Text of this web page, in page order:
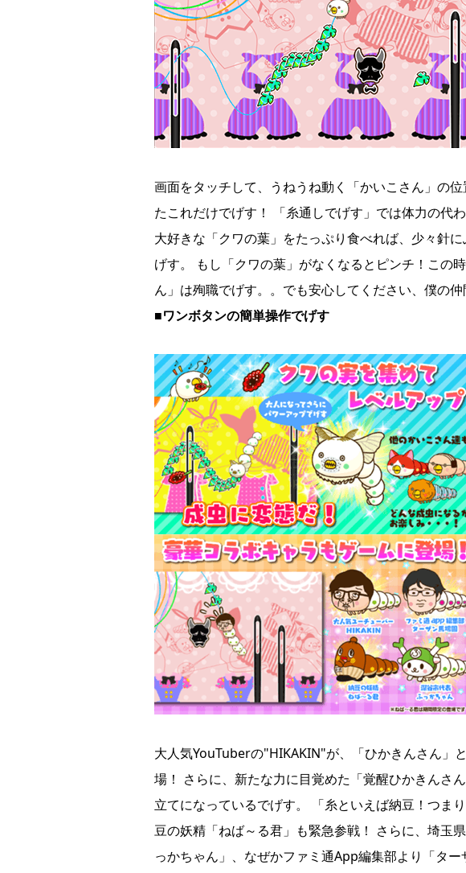
画面をタッチして、うねうね動く「かいこさん」の
たこれだけでげす！ 「糸通しでげす」では体力の代
大好きな「クワの葉」をたっぷり食べれば、少々針
げす。 もし「クワの葉」がなくなるとピンチ！この
ん」は殉職でげす。。でも安心してください、僕の仲
■ワンボタンの簡単操作でげす
大人気YouTuberの"HIKAKIN"が、「ひかきんさん」
場！ さらに、新たな力に目覚めた「覚醒ひかきんさ
立てになっているでげす。 「糸といえば納豆！つま
豆の妖精「ねば～る君」も緊急参戦！ さらに、埼玉
っかちゃん」、なぜかファミ通App編集部より「タ